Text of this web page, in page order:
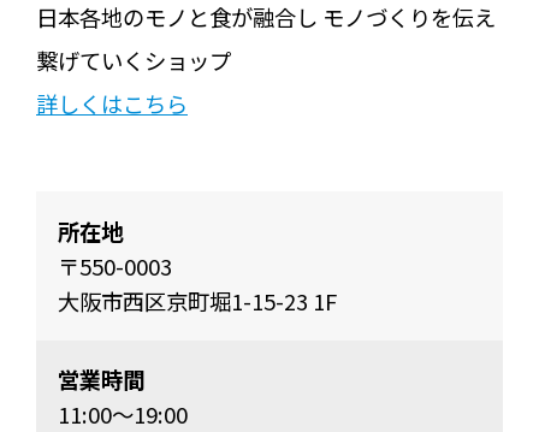
日本各地のモノと食が融合し モノづくりを伝え
繋げていくショップ
詳しくはこちら
所在地
〒550-0003
大阪市西区京町堀1-15-23 1F
営業時間
11:00〜19:00